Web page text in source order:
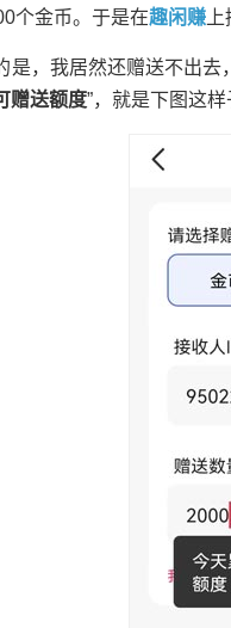
个金币。于是在趣闲赚
是，我居然还赠送不出
赠送额度”，就是下图这样